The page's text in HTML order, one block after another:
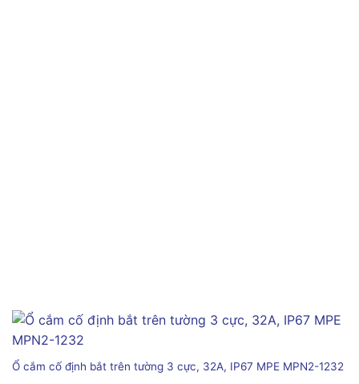
Ổ cắm cố định bắt trên tường 3 cực, 32A, IP67 MPE MPN2-1232